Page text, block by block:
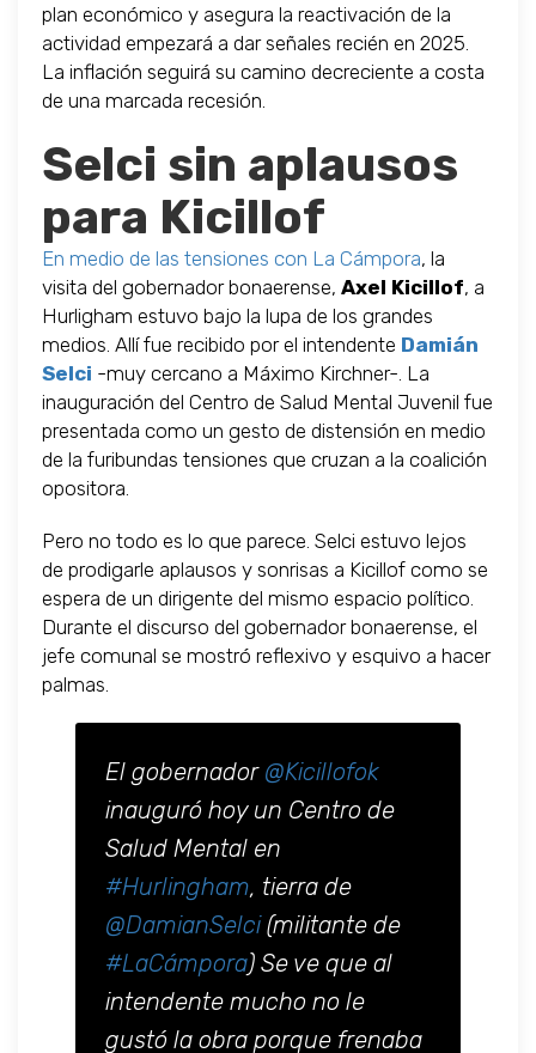
plan económico y asegura la reactivación de la
actividad empezará a dar señales recién en 2025.
La inflación seguirá su camino decreciente a costa
de una marcada recesión.
Selci sin aplausos
para Kicillof
En medio de las tensiones con La Cámpora, la
visita del gobernador bonaerense, Axel Kicillof, a
Hurligham estuvo bajo la lupa de los grandes
medios. Allí fue recibido por el intendente Damián
Selci -muy cercano a Máximo Kirchner-. La
inauguración del Centro de Salud Mental Juvenil fue
presentada como un gesto de distensión en medio
de la furibundas tensiones que cruzan a la coalición
opositora.
Pero no todo es lo que parece. Selci estuvo lejos
de prodigarle aplausos y sonrisas a Kicillof como se
espera de un dirigente del mismo espacio político.
Durante el discurso del gobernador bonaerense, el
jefe comunal se mostró reflexivo y esquivo a hacer
palmas.
El gobernador @Kicillofok
inauguró hoy un Centro de
Salud Mental en
#Hurlingham, tierra de
@DamianSelci(militante de
#LaCámpora) Se ve que al
intendente mucho no le
gustó la obra porque frenaba